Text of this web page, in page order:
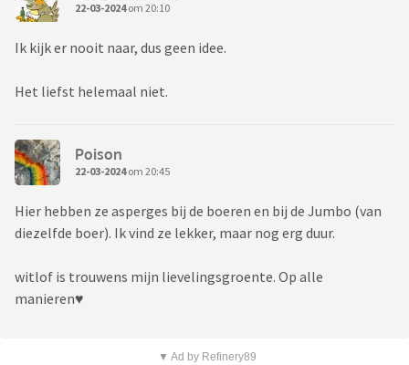
22-03-2024om 20:10
Ik kijk er nooit naar, dus geen idee.
Het liefst helemaal niet.
Poison
22-03-2024om 20:45
Hier hebben ze asperges bij de boeren en bij de Jumbo (van
diezelfde boer). Ik vind ze lekker, maar nog erg duur.
witlof is trouwens mijn lievelingsgroente. Op alle
manieren♥️
▼ Ad by Refinery89